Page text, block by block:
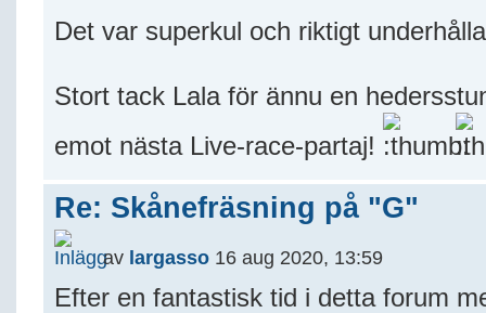
Det var superkul och riktigt
Stort tack Lala för ännu en
emot nästa Live-race-partaj!
Re: Skånefräsning på "G"
av largasso 16 aug 2020, 13:59
Efter en fantastisk tid i detta forum